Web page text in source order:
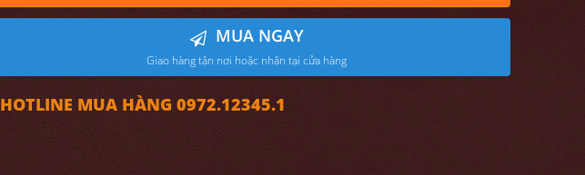
MUA NGAY
Giao hàng tận nơi hoặc nhận tại cửa hàng
HOTLINE MUA HÀNG 0972.12345.1